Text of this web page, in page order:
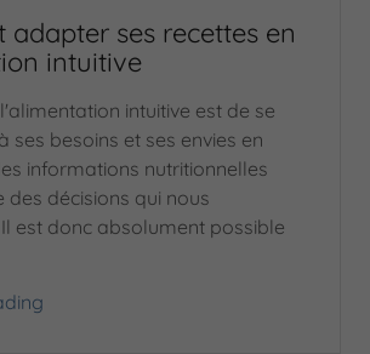
adapter ses recettes en
intuitive
intuitive est de se
ses besoins et ses envies en
informations nutritionnelles
des décisions qui nous
est donc absolument possible